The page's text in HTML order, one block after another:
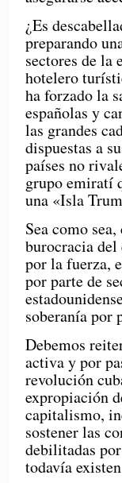
¿Es
preparando
sectores de la
hotelero
ha forzado la
españolas y
las grandes
dispuestas a
países no
grupo emiratí
una «Isla
Sea como
burocracia del
por la fuerza,
por parte de
soberanía por
Debemos
activa y por
revolución
expropiación
capitalismo,
sostener las
debilitadas
todavía